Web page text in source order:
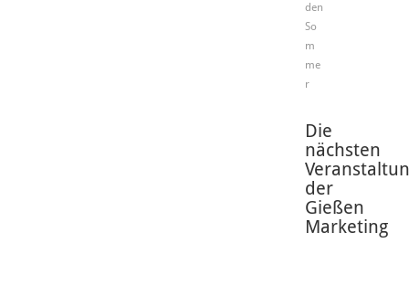
den
So
m
me
r
Die
nächsten
der
Gießen
Marketing